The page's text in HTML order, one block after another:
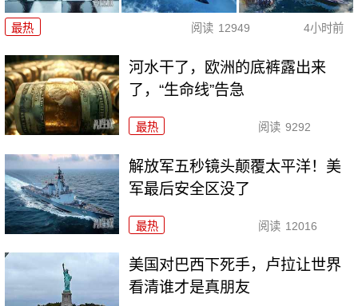
最热 阅读 12949 4小时前
河水干了，欧洲的底裤露出来
了，“生命线”告急
最热 阅读 9292
解放军五秒镜头颠覆太平洋！美
军最后安全区没了
最热 阅读 12016
美国对巴西下死手，卢拉让世界
看清谁才是真朋友